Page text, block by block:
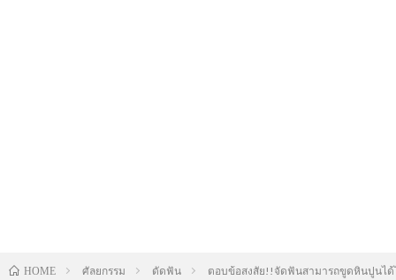
HOME ศัลยกรรม ดัดฟัน ตอบข้อสงสัย!!จัดฟันสามารถขูดหินปูนได้